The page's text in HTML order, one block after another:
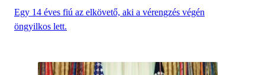
Egy 14 éves fiú az elkövető, aki a vérengzés végén
öngyilkos lett.